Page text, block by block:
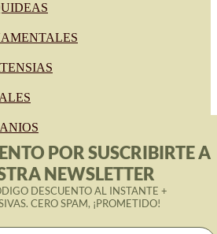
POR SUSCRIBIRTE A
NEWSLETTER
DESCUENTO AL INSTANTE +
CERO SPAM, ¡PROMETIDO!